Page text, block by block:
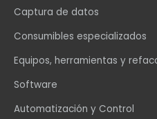
Captura de datos
Consumibles especializados
Equipos, herramientas y
Software
Automatización y Control